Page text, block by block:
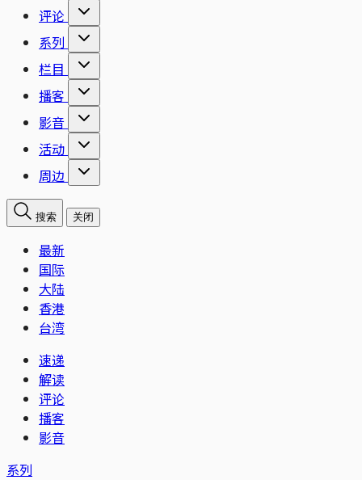
评论
系列
栏目
播客
影音
活动
周边
搜索 关闭
最新
国际
大陆
香港
台湾
速递
解读
评论
播客
影音
系列